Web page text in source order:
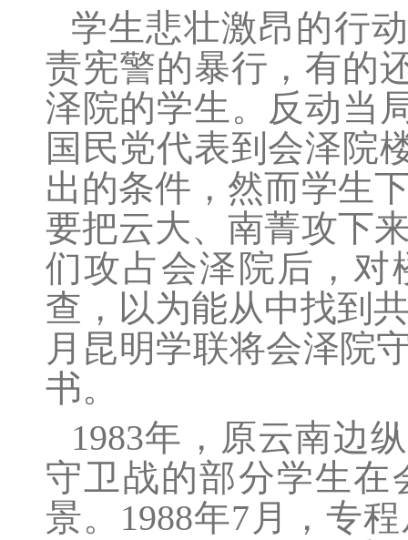
学生悲壮激昂的行
责宪警的暴行，有的
泽院的学生。反动当
国民党代表到会泽院
出的条件，然而学生
要把云大、南菁攻下
们攻占会泽院后，对
查，以为能从中找到
月昆明学联将会泽院
书。
1983年，原云南边
守卫战的部分学生
景。1988年7月，专